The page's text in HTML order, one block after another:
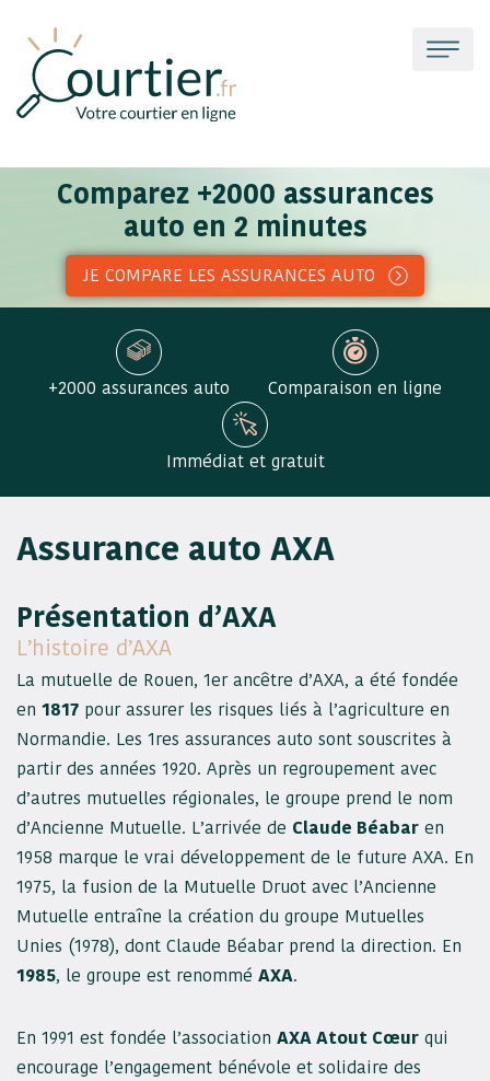
Comparez +2000 assurances
auto en 2 minutes
JE COMPARE LES ASSURANCES AUTO
+2000 assurances auto Comparaison en ligne
Immédiat et gratuit
Assurance auto AXA
Présentation d’AXA
L’histoire d’AXA
La mutuelle de Rouen, 1er ancêtre d’AXA, a été fondée
en 1817 pour assurer les risques liés à l’agriculture en
Normandie. Les 1res assurances auto sont souscrites à
partir des années 1920. Après un regroupement avec
d’autres mutuelles régionales, le groupe prend le nom
d’Ancienne Mutuelle. L’arrivée de Claude Béabar en
1958 marque le vrai développement de le future AXA. En
1975, la fusion de la Mutuelle Druot avec l’Ancienne
Mutuelle entraîne la création du groupe Mutuelles
Unies (1978), dont Claude Béabar prend la direction. En
1985, le groupe est renommé AXA.
En 1991 est fondée l’association AXA Atout Cœur qui
encourage l’engagement bénévole et solidaire des